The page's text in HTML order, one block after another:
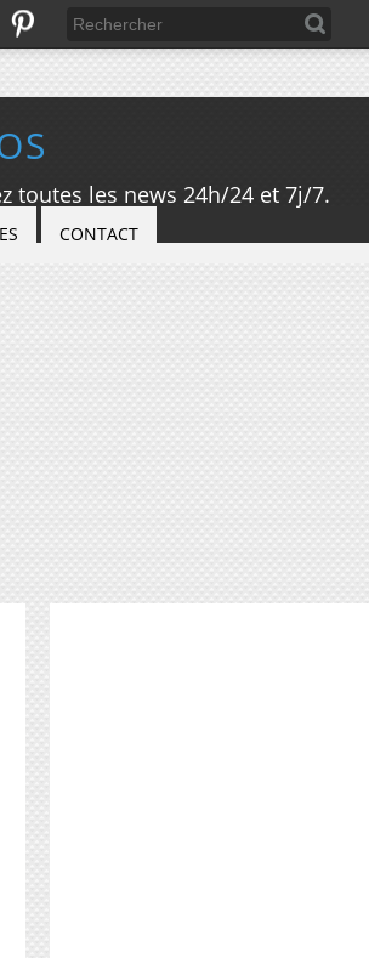
toutes les news 24h/24 et 7j/7.
CONTACT